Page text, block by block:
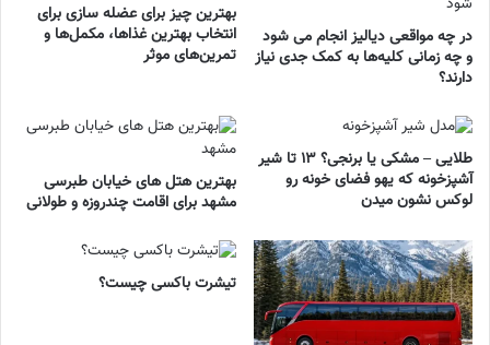
در چه مواقعی دیالیز انجام می شود
و چه زمانی کلیه‌ها به کمک جدی نیاز
دارند؟
بهترین چیز برای عضله سازی برای
انتخاب بهترین غذاها، مکمل‌ها و
تمرین‌های موثر
طلایی – مشکی یا برنجی؟ ۱۳ تا شیر
آشپزخونه که یهو فضای خونه رو
لوکس نشون میدن
بهترین هتل های خیابان طبرسی
مشهد برای اقامت چندروزه و طولانی
تیشرت باکسی چیست؟